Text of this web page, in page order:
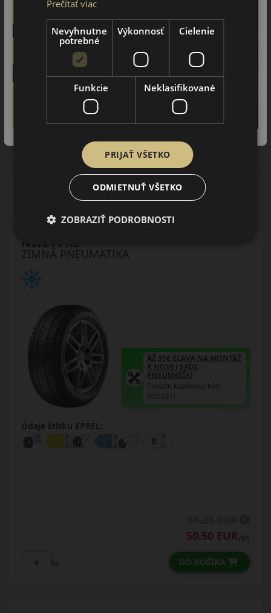
Údaje štítku EPREL:
49.00 EUR
DO KOŠÍKA
ZIMNÁ PNEUMATIKA
NW211 XL
AŽ 35€ ZĽAVA NA MONTÁŽ
K NOVEJ SADE
PNEUMATÍK!
Použite kupónový kód
ROZBEH
Údaje štítku EPREL:
50.50 EUR/ks
ks DO KOŠÍKA
Prečítať viac
Nevyhnutne
potrebné
Výkonnosť Cielenie
Funkcie Neklasifikované
PRIJAŤ VŠETKO
ODMIETNUŤ VŠETKO
ZOBRAZIŤ PODROBNOSTI